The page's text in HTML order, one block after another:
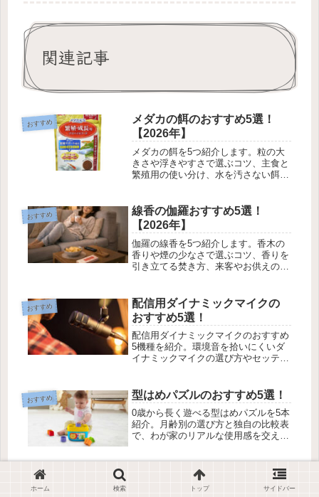
関連記事
おすすめ
メダカの餌のおすすめ5選！
【2026年】
メダカの餌を5つ紹介します。粒の大
きさや浮きやすさで選ぶコツ、主食と
繁殖用の使い分け、水を汚さない餌や
おすすめ
線香の伽羅おすすめ5選！
【2026年】
伽羅の線香を5つ紹介します。香木の
香りや煙の少なさで選ぶコツ、香りを
引き立てる焚き方、来客やお供えの場
おすすめ
配信用ダイナミックマイクの
おすすめ5選！
配信用ダイナミックマイクのおすすめ
5機種を紹介。環境音を拾いにくいダ
イナミックマイクの選び方やセッティ
おすすめ 型はめパズルのおすすめ5選！
0歳から長く遊べる型はめパズルを5本
紹介。月齢別の選び方と独自の比較表
で、わが家のリアルな使用感を交えて
おすすめ
未塗装樹脂コーティングのお
すすめ5選！【2026年】
ホーム 検索 トップ サイドバー